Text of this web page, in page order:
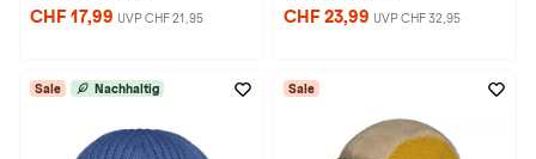
CHF 17,99 UVP CHF 21,95 CHF 23,99 UVP CHF 32,95
Sale Nachhaltig Sale